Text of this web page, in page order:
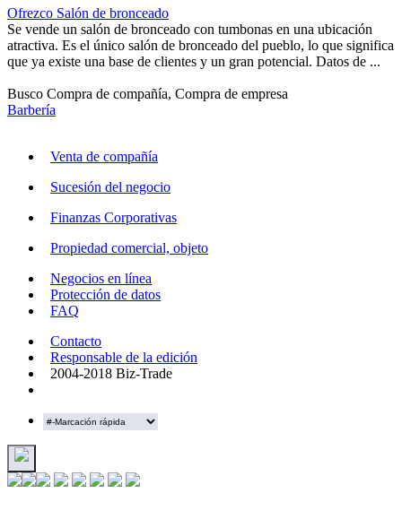
Ofrezco Salón de bronceado
Se vende un salón de bronceado con tumbonas en una ubicación
atractiva. Es el único salón de bronceado del pueblo, lo que significa
que ya existe una base de clientes y un gran potencial. Datos de ...
Busco Compra de compañía, Compra de empresa
Barbería
Venta de compañía
Sucesión del negocio
Finanzas Corporativas
Propiedad comercial, objeto
Negocios en línea
Protección de datos
FAQ
Contacto
Responsable de la edición
2004-2018 Biz-Trade